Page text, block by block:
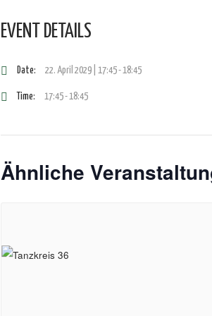
EVENT DETAILS
Date: 22. April 2029 | 17:45-18:45
Time: 17:45 - 18:45
Ähnliche